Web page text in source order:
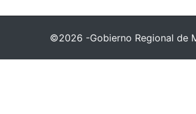
©2026 -Gobierno Regional de